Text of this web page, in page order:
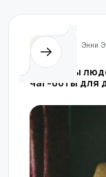
Энни
Миллионы
чат-боты для